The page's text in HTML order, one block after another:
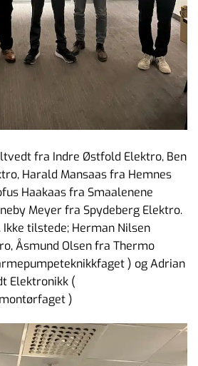
fra Indre Østfold Elektro, Ben
Harald Mansaas fra Hemnes
Haakaas fra Smaalenene
Meyer fra Spydeberg Elektro.
tilstede; Herman Nilsen
Åsmund Olsen fra Thermo
) og Adrian
Elektronikk (
)